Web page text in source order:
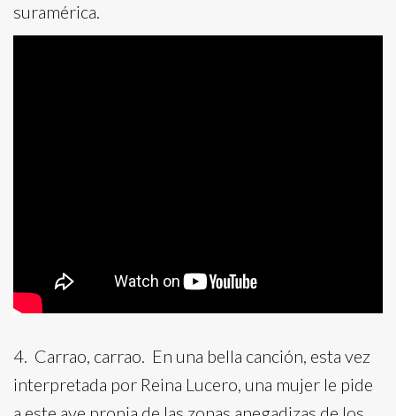
suramérica.
4. Carrao, carrao. En una bella canción, esta vez
interpretada por Reina Lucero, una mujer le pide